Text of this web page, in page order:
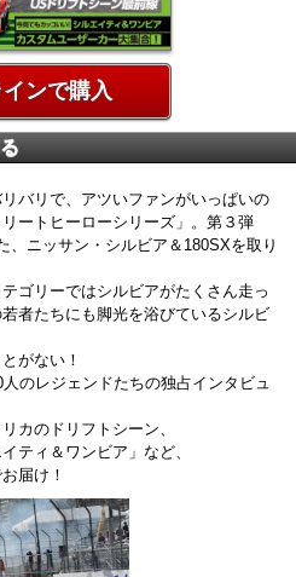
ンで購入
バリで、アツいファンがいっぱいの
ートヒーローシリーズ」。第３弾
、ニッサン・シルビア＆180SXを取り
ゴリーではシルビアがたくさん走っ
者たちにも脚光を浴びているシルビ
がない！
のレジェンドたちの独占インタビュ
カのドリフトシーン、
ティ＆ワンビア」など、
届け！